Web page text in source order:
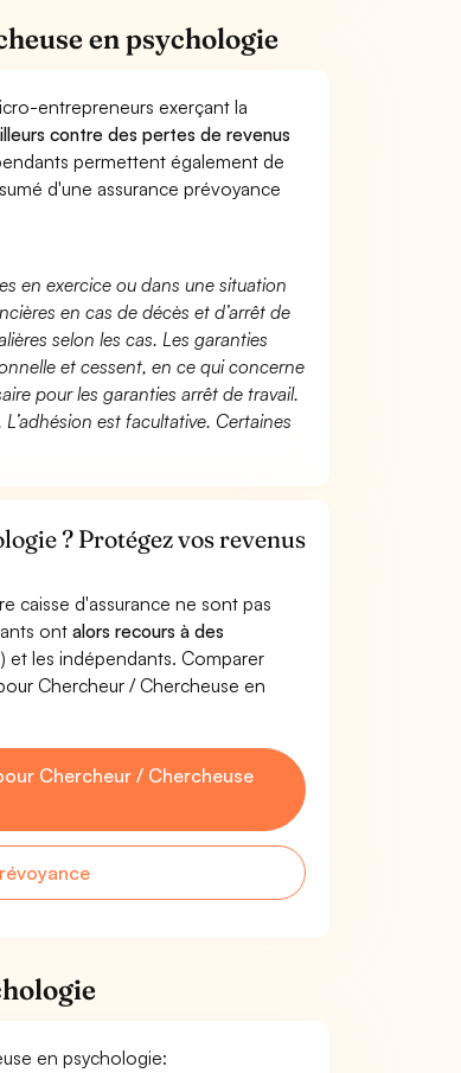
en psychologie
entrepreneurs exerçant la
contre des pertes de revenus
permettent également de
d'une assurance prévoyance
en exercice ou dans une situation
en cas de décès et d’arrêt de
selon les cas. Les garanties
et cessent, en ce qui concerne
pour les garanties arrêt de travail.
est facultative. Certaines
? Protégez vos revenus
caisse d'assurance ne sont pas
ontalors recours à des
et les indépendants. Comparer
Chercheur / Chercheuse en
Chercheur / Chercheuse
en psychologie: